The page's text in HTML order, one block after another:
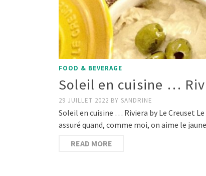
FOOD & BEVERAGE
Soleil en cuisine …
29 JUILLET 2022 BY SANDRINE
Soleil en cuisine … Riviera by Le Creuset
assuré quand, comme moi, on aime le
READ MORE